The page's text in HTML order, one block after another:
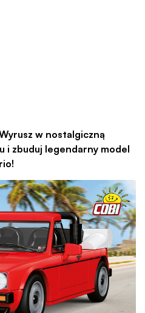
i zbuduj legendarny model